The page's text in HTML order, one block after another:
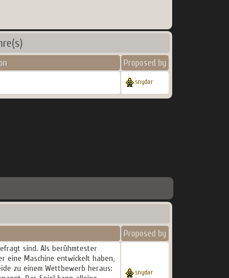
Proposed by
snydar
Proposed by
sind. Als berühmtester
eine Maschine entwickelt haben,
zu einem Wettbewerb heraus:
snydar